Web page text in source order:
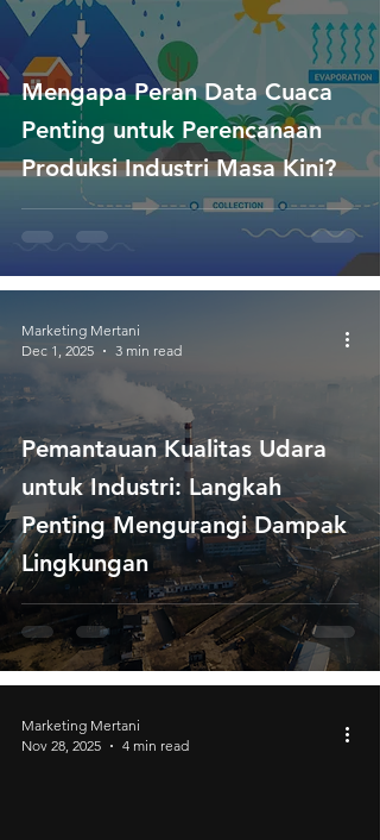
Mengapa Peran Data Cuaca
Penting untuk Perencanaan
Produksi Industri Masa Kini?
Pemantauan Kualitas Udara
untuk Industri: Langkah
Penting Mengurangi Dampak
Lingkungan
Marketing Mertani
Dec 1, 2025
3 min read
Marketing Mertani
Nov 28, 2025
4 min read